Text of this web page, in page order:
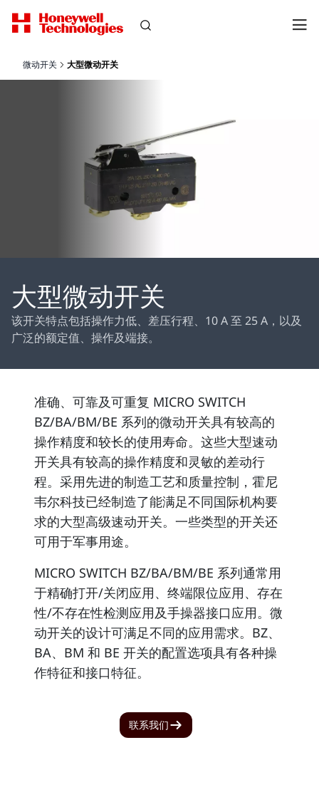
微动开关 大型微动开关
大型微动开关
该开关特点包括操作力低、差压行程、10 A 至 25 A，以及
广泛的额定值、操作及端接。
准确、可靠及可重复 MICRO SWITCH
BZ/BA/BM/BE 系列的微动开关具有较高的
操作精度和较长的使用寿命。这些大型速动
开关具有较高的操作精度和灵敏的差动行
程。采用先进的制造工艺和质量控制，霍尼
韦尔科技已经制造了能满足不同国际机构要
求的大型高级速动开关。一些类型的开关还
可用于军事用途。
MICRO SWITCH BZ/BA/BM/BE 系列通常用
于精确打开/关闭应用、终端限位应用、存在
性/不存在性检测应用及手操器接口应用。微
动开关的设计可满足不同的应用需求。BZ、
BA、BM 和 BE 开关的配置选项具有各种操
作特征和接口特征。
联系我们